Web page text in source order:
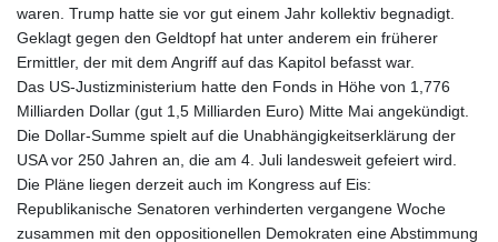
waren. Trump hatte sie vor gut einem Jahr kollektiv begnadigt.
Geklagt gegen den Geldtopf hat unter anderem ein früherer
Ermittler, der mit dem Angriff auf das Kapitol befasst war.
Das US-Justizministerium hatte den Fonds in Höhe von 1,776
Milliarden Dollar (gut 1,5 Milliarden Euro) Mitte Mai angekündigt.
Die Dollar-Summe spielt auf die Unabhängigkeitserklärung der
USA vor 250 Jahren an, die am 4. Juli landesweit gefeiert wird.
Die Pläne liegen derzeit auch im Kongress auf Eis:
Republikanische Senatoren verhinderten vergangene Woche
zusammen mit den oppositionellen Demokraten eine Abstimmung